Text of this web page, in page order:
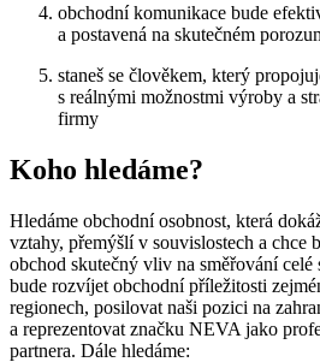
obchodní komunikace bude
a postavená na skutečném
staneš se člověkem, který
s reálnými možnostmi výroby a
firmy
Koho hledáme?
Hledáme obchodní osobnost, která
vztahy, přemýšlí v souvislostech a chce
obchod skutečný vliv na směřování
bude rozvíjet obchodní příležitosti
regionech, posilovat naši pozici na
a reprezentovat značku NEVA jako
partnera. Dále hledáme: